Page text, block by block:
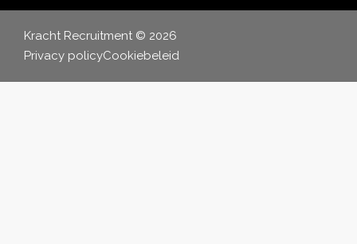
Kracht Recruitment © 2026
Privacy policyCookiebeleid